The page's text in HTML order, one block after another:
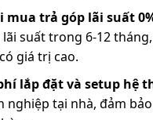
mua trả góp lãi suất
suất trong 6-12
giá trị cao.
lắp đặt và setup hệ
nghiệp tại nhà, đảm